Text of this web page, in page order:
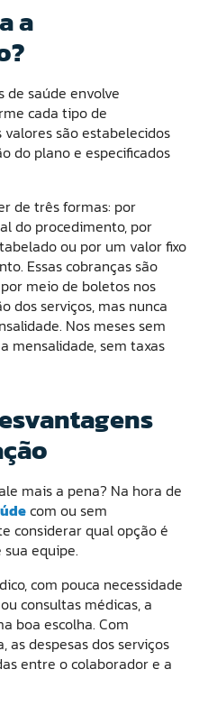
a
de saúde envolve
cada tipo de
são estabelecidos
do plano e especificados
de três formas: por
do procedimento, por
ou por um valor fixo
Essas cobranças são
meio de boletos nos
dos serviços, mas nunca
Nos meses sem
mensalidade, sem taxas
mais a pena? Na hora de
com ou sem
considerar qual opção é
equipe.
com pouca necessidade
consultas médicas, a
boa escolha. Com
as despesas dos serviços
entre o colaborador e a